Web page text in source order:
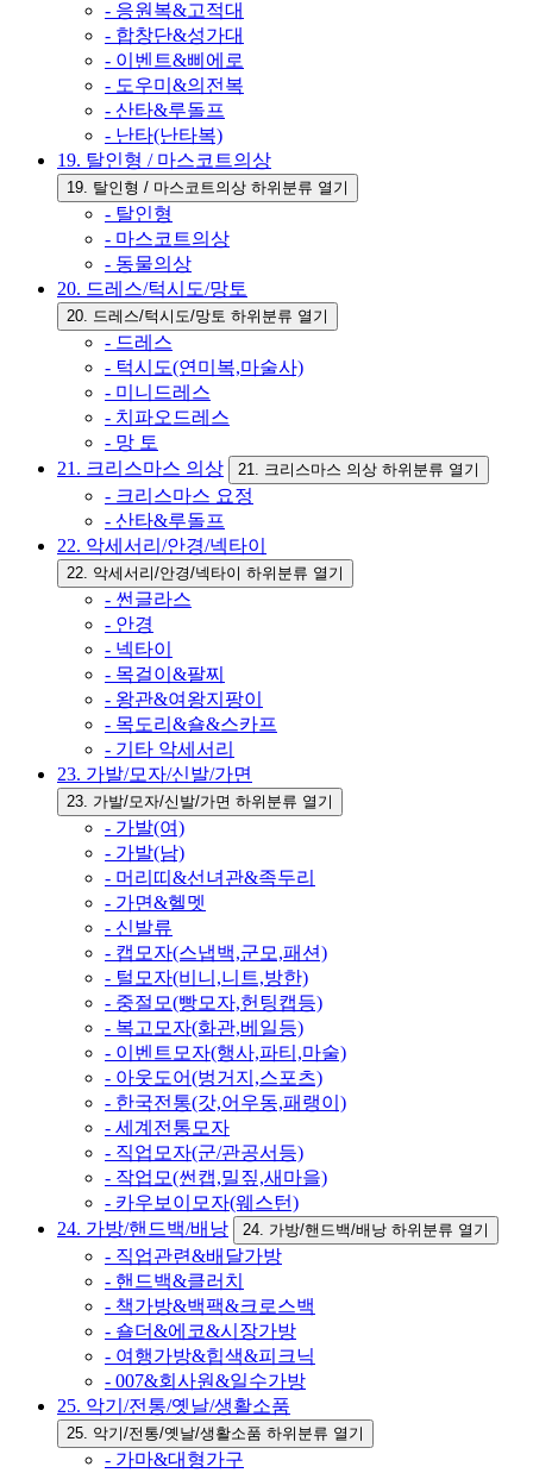
- 응원복&고적대
- 합창단&성가대
- 이벤트&삐에로
- 도우미&의전복
- 산타&루돌프
- 난타(난타복)
19. 탈인형 / 마스코트의상
19. 탈인형 / 마스코트의상 하위분류 열기
- 탈인형
- 마스코트의상
- 동물의상
20. 드레스/턱시도/망토
20. 드레스/턱시도/망토 하위분류 열기
- 드레스
- 턱시도(연미복,마술사)
- 미니드레스
- 치파오드레스
- 망 토
21. 크리스마스 의상
21. 크리스마스 의상 하위분류 열기
- 크리스마스 요정
- 산타&루돌프
22. 악세서리/안경/넥타이
22. 악세서리/안경/넥타이 하위분류 열기
- 썬글라스
- 안경
- 넥타이
- 목걸이&팔찌
- 왕관&여왕지팡이
- 목도리&숄&스카프
- 기타 악세서리
23. 가발/모자/신발/가면
23. 가발/모자/신발/가면 하위분류 열기
- 가발(여)
- 가발(남)
- 머리띠&선녀관&족두리
- 가면&헬멧
- 신발류
- 캡모자(스냅백,군모,패션)
- 털모자(비니,니트,방한)
- 중절모(빵모자,헌팅캡등)
- 복고모자(화관,베일등)
- 이벤트모자(행사,파티,마술)
- 아웃도어(벙거지,스포츠)
- 한국전통(갓,어우동,패랭이)
- 세계전통모자
- 직업모자(군/관공서등)
- 작업모(썬캡,밀짚,새마을)
- 카우보이모자(웨스턴)
24. 가방/핸드백/배낭
24. 가방/핸드백/배낭 하위분류 열기
- 직업관련&배달가방
- 핸드백&클러치
- 책가방&백팩&크로스백
- 숄더&에코&시장가방
- 여행가방&힙색&피크닉
- 007&회사원&일수가방
25. 악기/전통/옛날/생활소품
25. 악기/전통/옛날/생활소품 하위분류 열기
- 가마&대형가구